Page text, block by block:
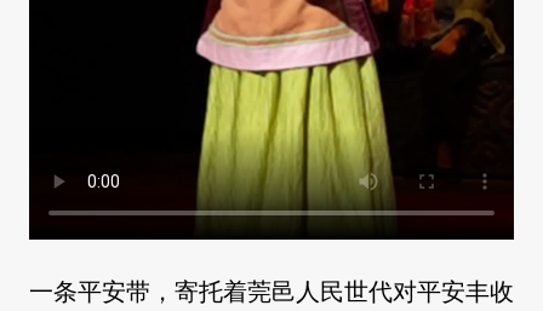
一条平安带，寄托着莞邑人民世代对平安丰收